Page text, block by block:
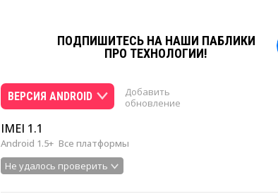
ПОДПИШИТЕСЬ НА НАШИ ПАБЛИКИ
ПРО ТЕХНОЛОГИИ!
ВЕРСИЯ ANDROID
Добавить
обновление
IMEI 1.1
Android 1.5+ Все платформы
Не удалось проверить